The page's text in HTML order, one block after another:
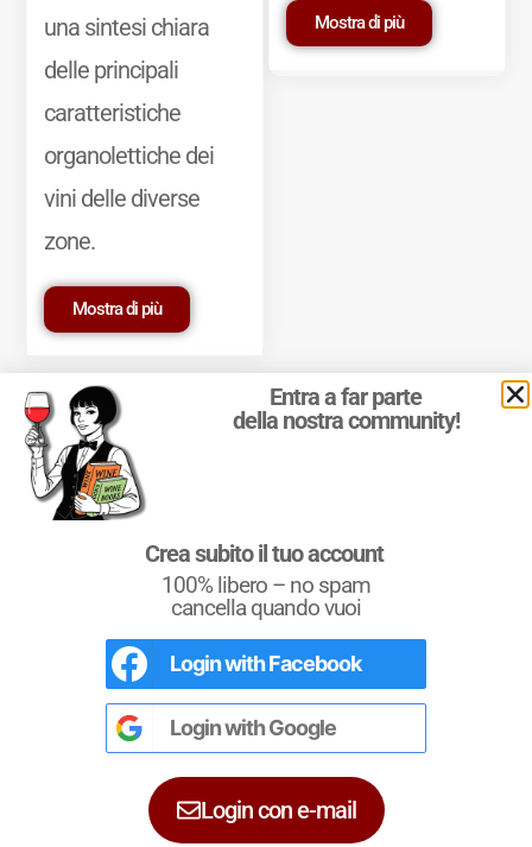
una sintesi chiara
delle principali
caratteristiche
organolettiche dei
vini delle diverse
zone.
Mostra di più
Mostra di più
Marchio Reg. | P.IVA 03921390245
Condizioni d'uso|Privacy Policy|Cookie Policy
cookie
L'Italia del Vino
Nel libro leRegioni del Vino d’Italiacon
tutte leDenominazioni, e le
dettagliate
DOCG
singole regioni.
Entra a far parte
della nostra community!
Crea subito il tuo account
100% libero – no spam
cancella quando vuoi
Login withFacebook
Login withGoogle
Login con e-mail